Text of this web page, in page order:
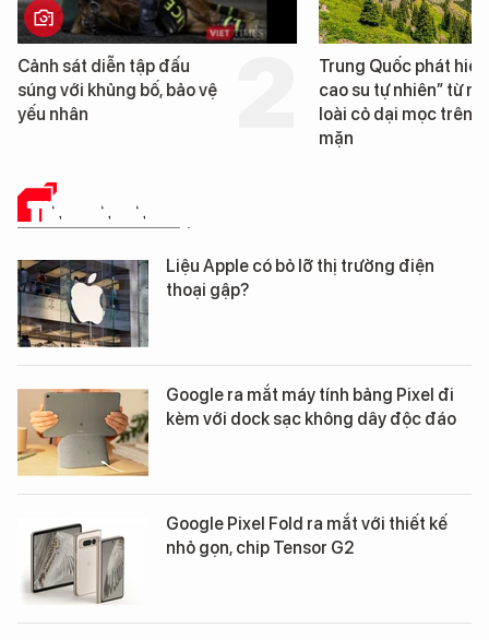
Trung Quốc phát hiện “mỏ
cao su tự nhiên” từ một
loài cỏ dại mọc trên đất
Loạt dự án bất
Đà Nẵng sắp bị
TIN CÔNG NGHỆ
Liệu Apple có bỏ lỡ thị trường điện
thoại gập?
Google ra mắt máy tính bảng Pixel đi
kèm với dock sạc không dây độc đáo
Google Pixel Fold ra mắt với thiết kế
nhỏ gọn, chip Tensor G2